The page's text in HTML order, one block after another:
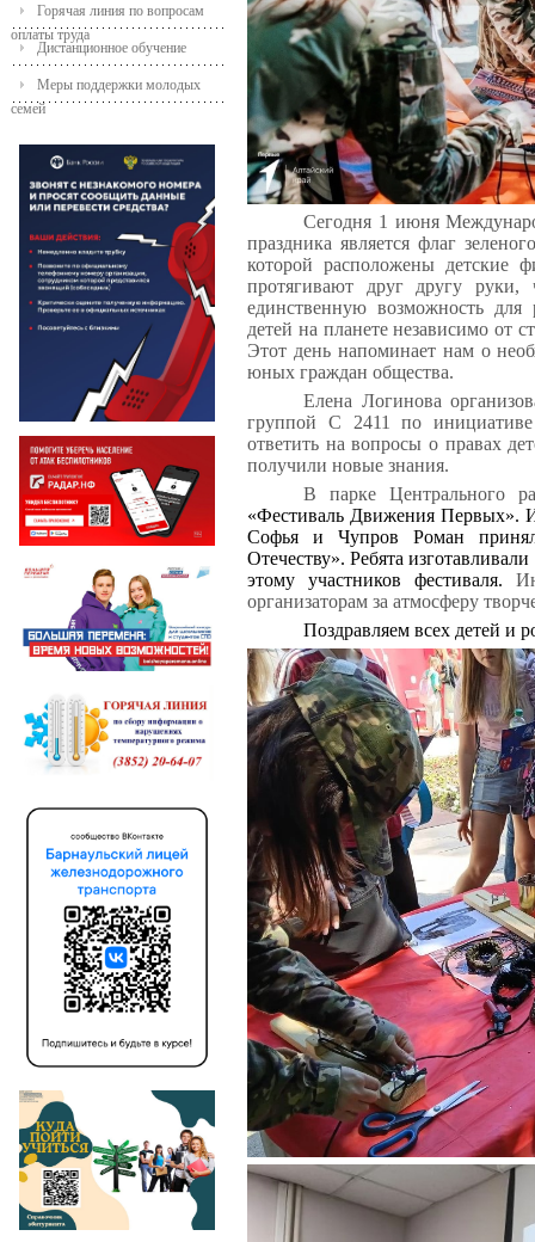
Горячая линия по вопросам
оплаты труда
Дистанционное обучение
Меры поддержки молодых
семей
Сегодня 1 июня
праздника является флаг
которой расположены детские
протягивают друг другу руки,
единственную возможность
детей на планете независимо от
Этот день напоминает нам о
юных граждан общества.
Елена Логинова
группой С 2411 по
ответить на вопросы о правах
получили новые знания.
В парке Центрального
«Фестиваль Движения Первых».
Софья и Чупров Роман
Отечеству». Ребята
этому участников фестиваля.
организаторам за атмосферу
Поздравляем всех детей и